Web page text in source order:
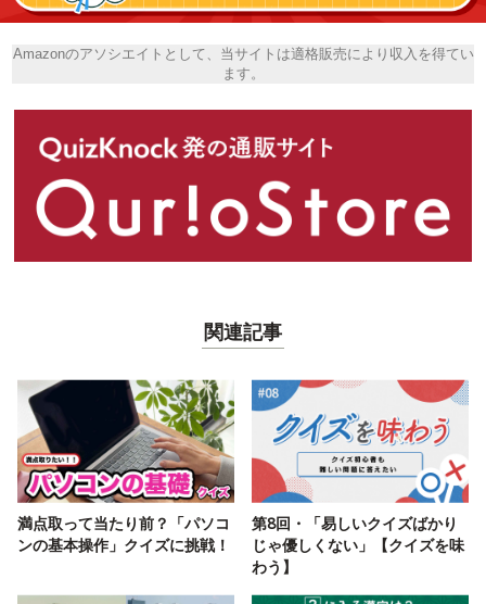
Amazonのアソシエイトとして、当サイトは適格販売により収入を得てい
ます。
関連記事
満点取って当たり前？「パソコ
ンの基本操作」クイズに挑戦！
第8回・「易しいクイズばかり
じゃ優しくない」【クイズを味
わう】